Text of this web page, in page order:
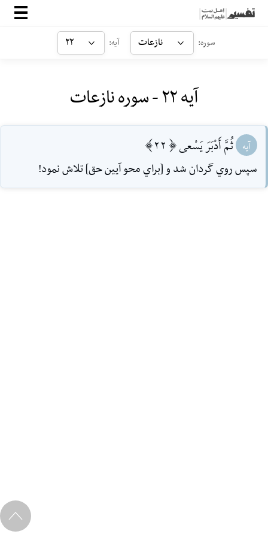
صفحه‌اصلی
ارتباط با ما
سوره: نازعات آیه: ۲۲
آیه ۲۲ - سوره نازعات
آیه ثُمَّ أَدْبَرَ يَسْعى [22]
سپس روي گردان شد و [براي محو آيين حق] تلاش نمود!